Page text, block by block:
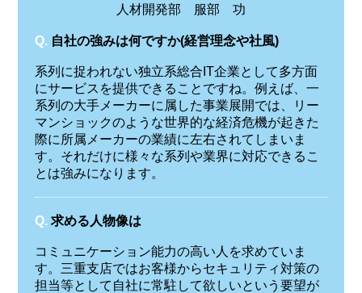
人材開発部 服部 功
Q. 自社の強みは何ですか(経営理念や社風)
系列に捉われない独立系総合IT企業として多方面
にサービスを提供できることですね。例えば、一
系列の大手メーカーに属した事業展開では、リー
マンショックのような世界的な経済危機が起きた
際に所属メーカーの業績に左右されてしまいま
す。それだけに様々な系列や業界に対応できるこ
とは強みになります。
Q. 求める人物像は
コミュニケーション能力の高い人を求めていま
す。三重支店ではお客様からセキュリティ対策の
担当等として自社に常駐して欲しいという要望が